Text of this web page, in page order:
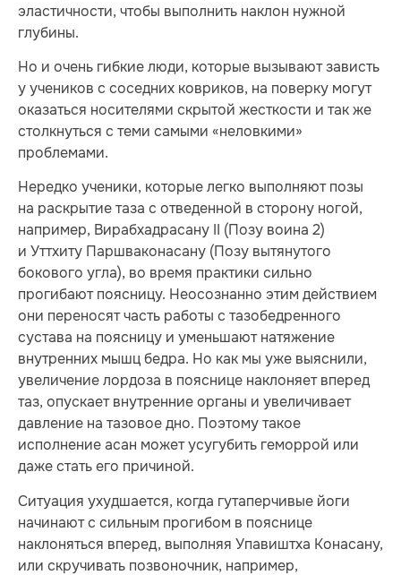
эластичности, чтобы выполнить наклон нужной
глубины.
Но и очень гибкие люди, которые вызывают зависть
у учеников с соседних ковриков, на поверку могут
оказаться носителями скрытой жесткости и так же
столкнуться с теми самыми «неловкими»
проблемами.
Нередко ученики, которые легко выполняют позы
на раскрытие таза с отведенной в сторону ногой,
например, Вирабхадрасану II (Позу воина 2)
и Уттхиту Паршваконасану (Позу вытянутого
бокового угла), во время практики сильно
прогибают поясницу. Неосознанно этим действием
они переносят часть работы с тазобедренного
сустава на поясницу и уменьшают натяжение
внутренних мышц бедра. Но как мы уже выяснили,
увеличение лордоза в пояснице наклоняет вперед
таз, опускает внутренние органы и увеличивает
давление на тазовое дно. Поэтому такое
исполнение асан может усугубить геморрой или
даже стать его причиной.
Ситуация ухудшается, когда гутаперчивые йоги
начинают с сильным прогибом в пояснице
наклоняться вперед, выполняя Упавиштха Конасану,
или скручивать позвоночник, например,